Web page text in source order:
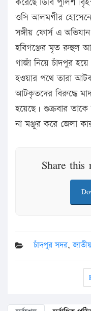
ওসি আলমগীর
সঙ্গীয় ফোর্স এ
হবিগঞ্জের মৃত রুহুল
গাজাঁ নিয়ে চাঁদপুর
হওয়ার পথে তারা
আটকৃতদের বিরুদ্ধে
হয়েছে। শুক্রবার
না মঞ্জুর করে জেলা
Share this
চাঁদপুর সদর,জাতীয়